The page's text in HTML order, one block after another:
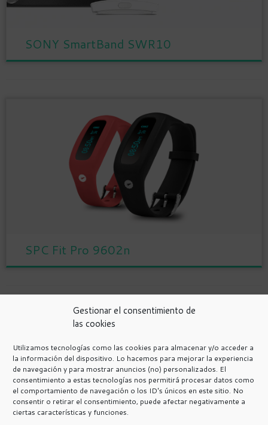
Gestionar el consentimiento de
las cookies
Utilizamos tecnologías como las cookies para almacenar y/o acceder a
la información del dispositivo. Lo hacemos para mejorar la experiencia
de navegación y para mostrar anuncios (no) personalizados. El
consentimiento a estas tecnologías nos permitirá procesar datos como
el comportamiento de navegación o los ID's únicos en este sitio. No
consentir o retirar el consentimiento, puede afectar negativamente a
ciertas características y funciones.
SONY SmartBand SWR10
SPC Fit Pro 9602n
Navegación de entradas
Entradas más antiguas
Política de Privacidad
Avisos Legales
Programa de afiliación de Amazon.
Política de cookies